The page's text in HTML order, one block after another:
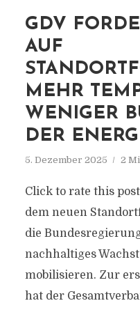
GDV
AUF
MEHR
WENIGER
DER
5. Dezember 2025 2
Click to rate this
dem neuen
die
nachhaltiges
mobilisieren. Zur
hat der